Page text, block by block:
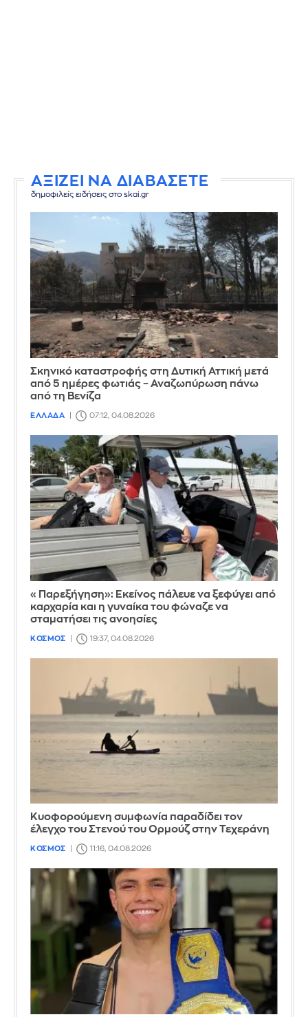
ΑΞΙΖΕΙ ΝΑ ΔΙΑΒΑΣΕΤΕ
δημοφιλείς ειδήσεις στο skai.gr
Σκηνικό καταστροφής στη Δυτική Αττική μετά
από 5 ημέρες φωτιάς – Αναζωπύρωση πάνω
από τη Βενίζα
ΕΛΛΑΔΑ 07:12, 04.08.2026
«Παρεξήγηση»: Εκείνος πάλευε να ξεφύγει από
καρχαρία και η γυναίκα του φώναζε να
σταματήσει τις ανοησίες
ΚΟΣΜΟΣ 19:37, 04.08.2026
Κυοφορούμενη συμφωνία παραδίδει τον
έλεγχο του Στενού του Ορμούζ στην Τεχεράνη
ΚΟΣΜΟΣ 11:16, 04.08.2026